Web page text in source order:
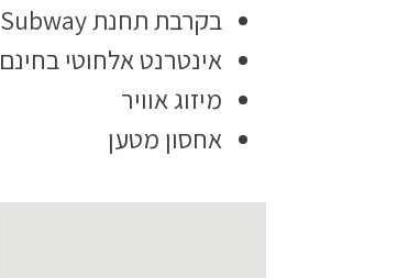
בקרבת תחנת Subway
אינטרנט אלחוטי בחינם
מיזוג אוויר
אחסון מטען